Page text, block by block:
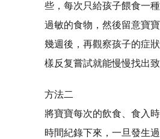
些，每次只給孩子餵食一
過敏的食物，然後留意寶
幾週後，再觀察孩子的症
樣反复嘗試就能慢慢找出致
方法二
將寶寶每次的飲食、食入
時間紀錄下來，一旦發生